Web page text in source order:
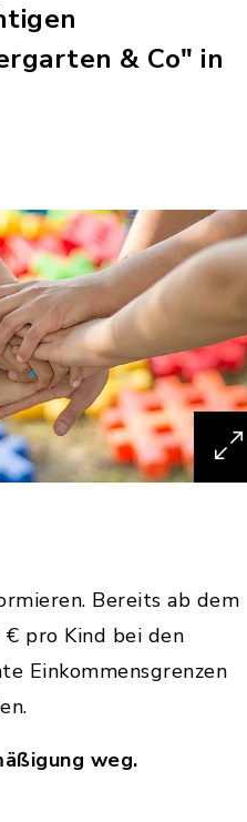
& Co" in
Bereits ab dem
pro Kind bei den
Einkommensgrenzen
weg.